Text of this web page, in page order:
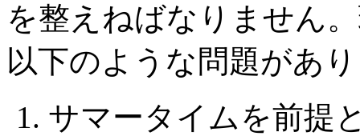
を整えねばなりません
以下のような問題があ
サマータイムを前提